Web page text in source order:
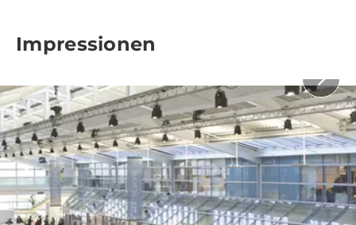
Impressionen